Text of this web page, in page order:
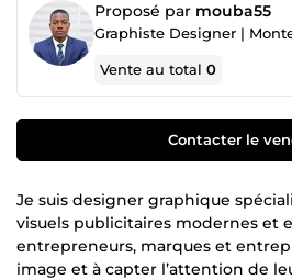
Proposé par mouba55
Vente au total0
Contacter le
Je suis designer graphique
visuels publicitaires modernes et
entrepreneurs, marques et
image et à capter l’attention de